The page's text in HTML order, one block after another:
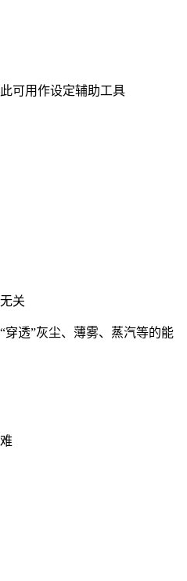
可用作设定辅助工具
关
透”灰尘、薄雾、蒸汽等的能